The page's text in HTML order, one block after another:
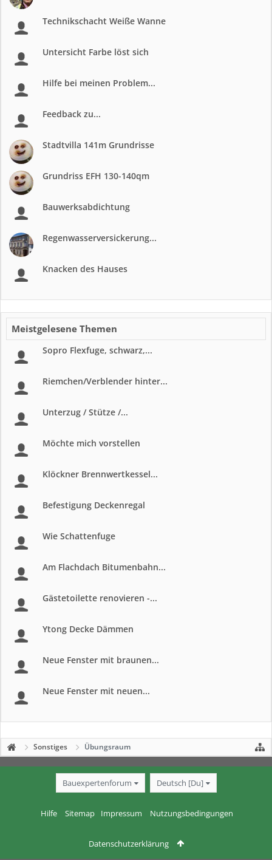
Technikschacht Weiße Wanne
Untersicht Farbe löst sich
Hilfe bei meinen Problem...
Feedback zu...
Stadtvilla 141m Grundrisse
Grundriss EFH 130-140qm
Bauwerksabdichtung
Regenwasserversickerung...
Knacken des Hauses
Meistgelesene Themen
Sopro Flexfuge, schwarz,...
Riemchen/Verblender hinter...
Unterzug / Stütze /...
Möchte mich vorstellen
Klöckner Brennwertkessel...
Befestigung Deckenregal
Wie Schattenfuge
Am Flachdach Bitumenbahn...
Gästetoilette renovieren -...
Ytong Decke Dämmen
Neue Fenster mit braunen...
Neue Fenster mit neuen...
Sonstiges Übungsraum
Bauexpertenforum Deutsch [Du]
Hilfe Sitemap Impressum Nutzungsbedingungen
Datenschutzerklärung